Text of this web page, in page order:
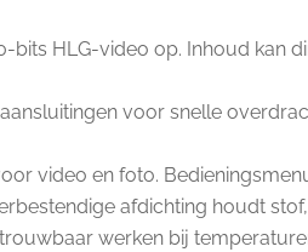
bits HLG-video op. Inhoud kan
voor snelle
video en foto.
afdichting houdt
werken bij